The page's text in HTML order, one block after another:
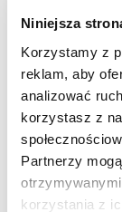
Niniejsza
Korzystamy z
reklam, aby
analizować
korzystasz z
Partnerzy
korzystania z